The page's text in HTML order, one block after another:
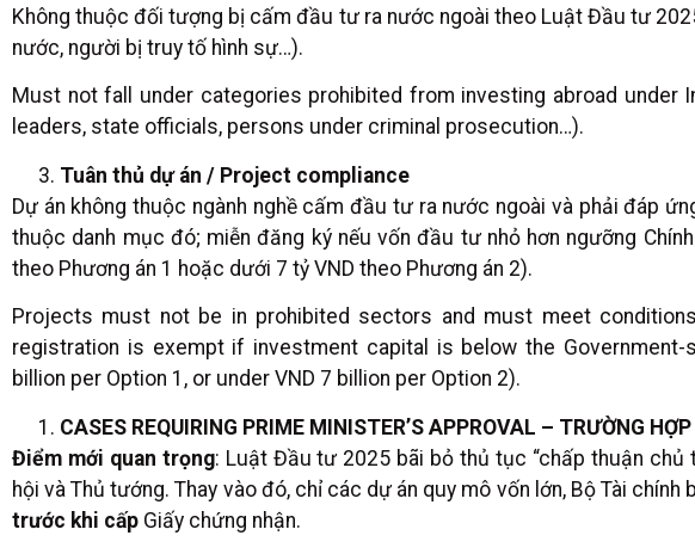
Không thuộc đối tượng bị cấm đầu tư ra nước ngoài theo Luật Đầu tư
nước, người bị truy tố hình sự…).
Must not fall under categories prohibited from investing abroad under
leaders, state officials, persons under criminal prosecution…).
Tuân thủ dự án / Project compliance
Dự án không thuộc ngành nghề cấm đầu tư ra nước ngoài và phải đáp
thuộc danh mục đó; miễn đăng ký nếu vốn đầu tư nhỏ hơn ngưỡng
theo Phương án 1 hoặc dưới 7 tỷ VND theo Phương án 2).
Projects must not be in prohibited sectors and must meet
registration is exempt if investment capital is below the Government-
billion per Option 1, or under VND 7 billion per Option 2).
CASES REQUIRING PRIME MINISTER’S APPROVAL – TRƯỜNG
Điểm mới quan trọng: Luật Đầu tư 2025 bãi bỏ thủ tục “chấp thuận
hội và Thủ tướng. Thay vào đó, chỉ các dự án quy mô vốn lớn, Bộ Tài chính
trước khi cấp Giấy chứng nhận.